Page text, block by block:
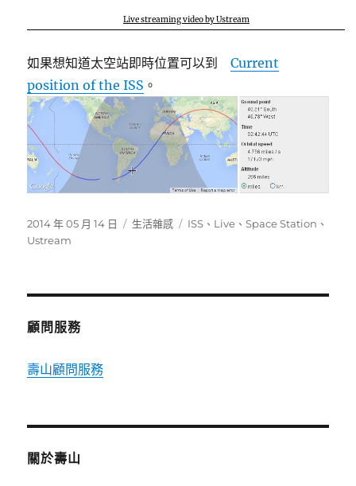
Live streaming video by Ustream
如果想知道太空站即時位置可以到Current
position of the ISS 。
發
佈
2014 年 05 月 14 日
分
生活雜感
標
ISS 、 Live 、Space Station 、
Ustream
顧問服務
壽山顧問服務
關於壽山